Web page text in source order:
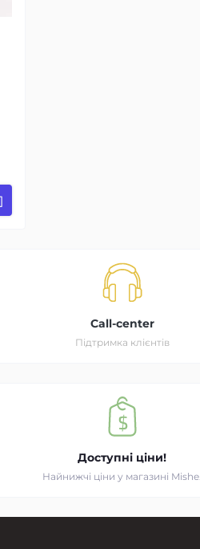
Call-center
Підтримка клієнтів
Доступні ціни!
Найнижчі ціни у магазині Mishe.